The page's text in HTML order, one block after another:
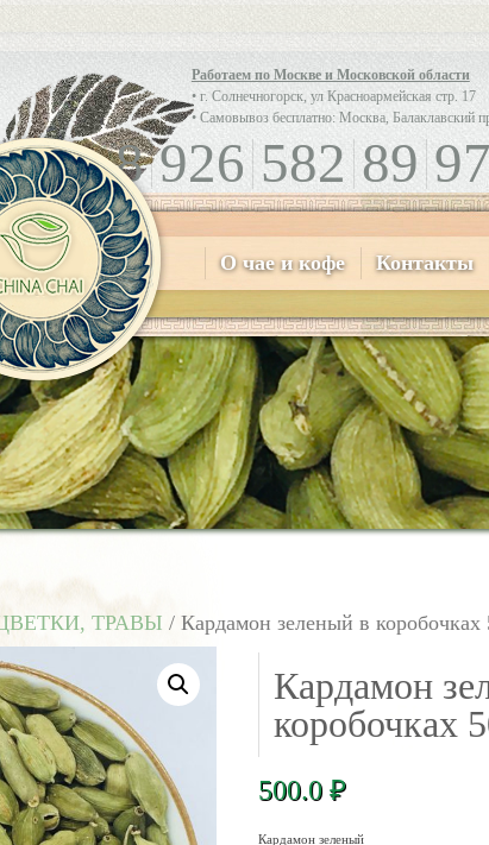
О чае и кофе Контакты
Работаем по Москве и Московской области
• г. Солнечногорск, ул Красноармейская стр. 17
• Самовывоз бесплатно: Москва, Балаклавский
8 926 582 89 97
ТРАВЫ / Кардамон зеленый в коробочках
Кардамон
коробочках
500.0₽
Кардамон зеленый